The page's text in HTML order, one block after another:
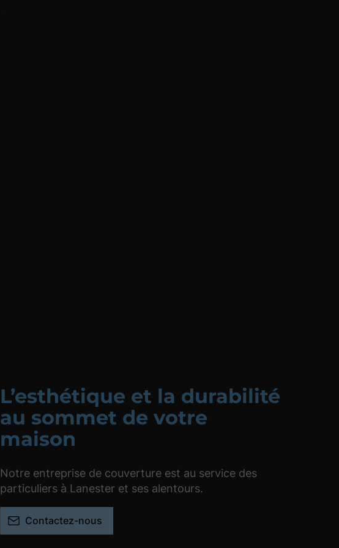
L’esthétique et la durabilité
au sommet de votre
maison
Notre entreprise de couverture est au service des
particuliers à Lanester et ses alentours.
Contactez-nous